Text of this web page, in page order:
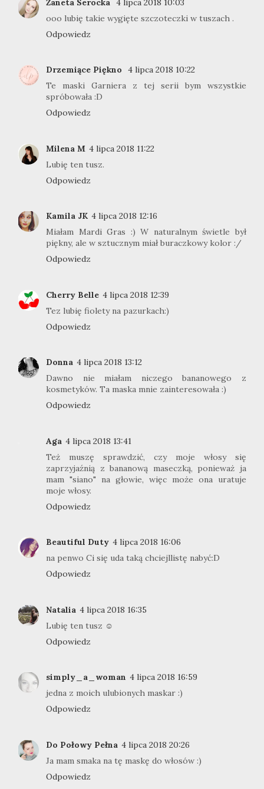
Żaneta Serocka 4 lipca 2018 10:03
ooo lubię takie wygięte szczoteczki w tuszach .
Odpowiedz
Drzemiące Piękno
4 lipca 2018 10:22
Te maski Garniera z tej serii bym wszystkie
spróbowała :D
Odpowiedz
Milena M 4 lipca 2018 11:22
Lubię ten tusz.
Odpowiedz
Kamila JK 4 lipca 2018 12:16
Miałam Mardi Gras :) W naturalnym świetle był
piękny, ale w sztucznym miał buraczkowy kolor :/
Odpowiedz
Cherry Belle 4 lipca 2018 12:39
Tez lubię fiolety na pazurkach:)
Odpowiedz
Donna 4 lipca 2018 13:12
Dawno nie miałam niczego bananowego z
kosmetyków. Ta maska mnie zainteresowała :)
Odpowiedz
Aga 4 lipca 2018 13:41
Też muszę sprawdzić, czy moje włosy się
zaprzyjaźnią z bananową maseczką, ponieważ ja
mam "siano" na głowie, więc może ona uratuje
moje włosy.
Odpowiedz
Beautiful Duty 4 lipca 2018 16:06
na penwo Ci się uda taką chciejllistę nabyć:D
Odpowiedz
Natalia 4 lipca 2018 16:35
Lubię ten tusz ☺
Odpowiedz
simply_a_woman 4 lipca 2018 16:59
jedna z moich ulubionych maskar :)
Odpowiedz
Do Połowy Pełna 4 lipca 2018 20:26
Ja mam smaka na tę maskę do włosów :)
Odpowiedz